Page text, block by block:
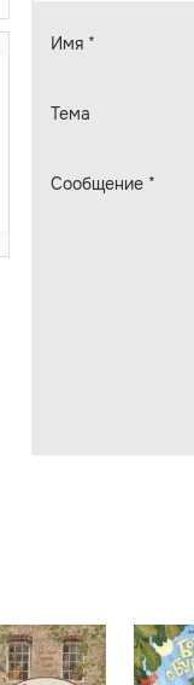
Имя *
Тема
Сообщение *